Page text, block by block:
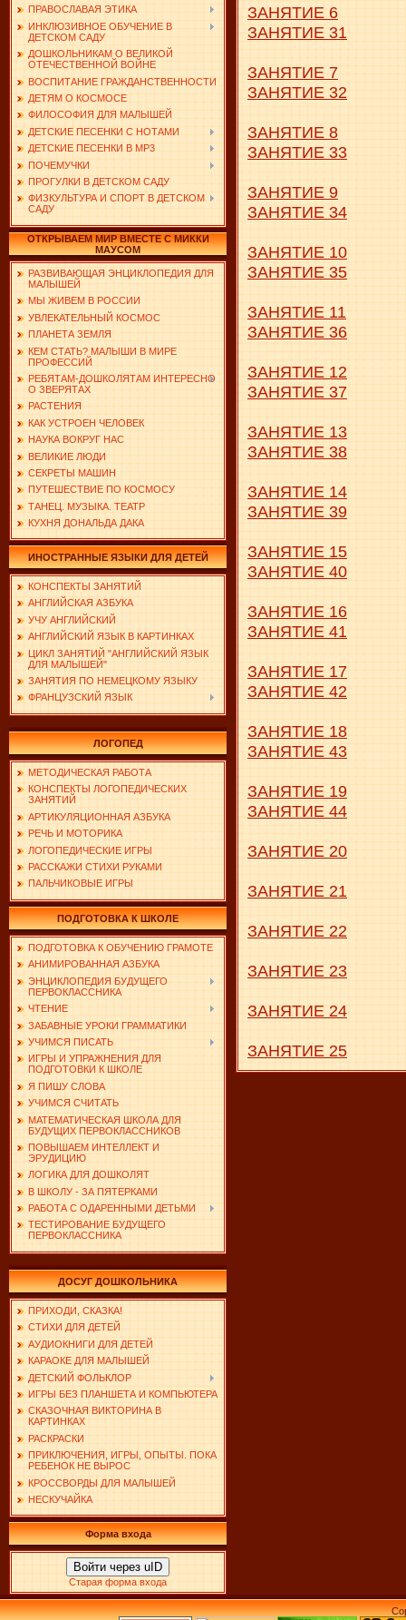
ПРАВОСЛАВАЯ ЭТИКА
ИНКЛЮЗИВНОЕ ОБУЧЕНИЕ В
ДЕТСКОМ САДУ
ДОШКОЛЬНИКАМ О ВЕЛИКОЙ
ОТЕЧЕСТВЕННОЙ ВОЙНЕ
ВОСПИТАНИЕ ГРАЖДАНСТВЕННОСТИ
ДЕТЯМ О КОСМОСЕ
ФИЛОСОФИЯ ДЛЯ МАЛЫШЕЙ
ДЕТСКИЕ ПЕСЕНКИ С НОТАМИ
ДЕТСКИЕ ПЕСЕНКИ В MP3
ПОЧЕМУЧКИ
ПРОГУЛКИ В ДЕТСКОМ САДУ
ФИЗКУЛЬТУРА И СПОРТ В ДЕТСКОМ
САДУ
ОТКРЫВАЕМ МИР ВМЕСТЕ С МИККИ
МАУСОМ
РАЗВИВАЮЩАЯ ЭНЦИКЛОПЕДИЯ ДЛЯ
МАЛЫШЕЙ
МЫ ЖИВЕМ В РОССИИ
УВЛЕКАТЕЛЬНЫЙ КОСМОС
ПЛАНЕТА ЗЕМЛЯ
КЕМ СТАТЬ? МАЛЫШИ В МИРЕ
ПРОФЕССИЙ
РЕБЯТАМ-ДОШКОЛЯТАМ ИНТЕРЕСНО
О ЗВЕРЯТАХ
РАСТЕНИЯ
КАК УСТРОЕН ЧЕЛОВЕК
НАУКА ВОКРУГ НАС
ВЕЛИКИЕ ЛЮДИ
СЕКРЕТЫ МАШИН
ПУТЕШЕСТВИЕ ПО КОСМОСУ
ТАНЕЦ. МУЗЫКА. ТЕАТР
КУХНЯ ДОНАЛЬДА ДАКА
ИНОСТРАННЫЕ ЯЗЫКИ ДЛЯ ДЕТЕЙ
КОНСПЕКТЫ ЗАНЯТИЙ
АНГЛИЙСКАЯ АЗБУКА
УЧУ АНГЛИЙСКИЙ
АНГЛИЙСКИЙ ЯЗЫК В КАРТИНКАХ
ЦИКЛ ЗАНЯТИЙ "АНГЛИЙСКИЙ ЯЗЫК
ДЛЯ МАЛЫШЕЙ"
ЗАНЯТИЯ ПО НЕМЕЦКОМУ ЯЗЫКУ
ФРАНЦУЗСКИЙ ЯЗЫК
ЛОГОПЕД
МЕТОДИЧЕСКАЯ РАБОТА
КОНСПЕКТЫ ЛОГОПЕДИЧЕСКИХ
ЗАНЯТИЙ
АРТИКУЛЯЦИОННАЯ АЗБУКА
РЕЧЬ И МОТОРИКА
ЛОГОПЕДИЧЕСКИЕ ИГРЫ
РАССКАЖИ СТИХИ РУКАМИ
ПАЛЬЧИКОВЫЕ ИГРЫ
ПОДГОТОВКА К ШКОЛЕ
ПОДГОТОВКА К ОБУЧЕНИЮ ГРАМОТЕ
АНИМИРОВАННАЯ АЗБУКА
ЭНЦИКЛОПЕДИЯ БУДУЩЕГО
ПЕРВОКЛАССНИКА
ЧТЕНИЕ
ЗАБАВНЫЕ УРОКИ ГРАММАТИКИ
УЧИМСЯ ПИСАТЬ
ИГРЫ И УПРАЖНЕНИЯ ДЛЯ
ПОДГОТОВКИ К ШКОЛЕ
Я ПИШУ СЛОВА
УЧИМСЯ СЧИТАТЬ
МАТЕМАТИЧЕСКАЯ ШКОЛА ДЛЯ
БУДУЩИХ ПЕРВОКЛАССНИКОВ
ПОВЫШАЕМ ИНТЕЛЛЕКТ И
ЭРУДИЦИЮ
ЛОГИКА ДЛЯ ДОШКОЛЯТ
В ШКОЛУ - ЗА ПЯТЕРКАМИ
РАБОТА С ОДАРЕННЫМИ ДЕТЬМИ
ТЕСТИРОВАНИЕ БУДУЩЕГО
ПЕРВОКЛАССНИКА
ДОСУГ ДОШКОЛЬНИКА
ПРИХОДИ, СКАЗКА!
СТИХИ ДЛЯ ДЕТЕЙ
АУДИОКНИГИ ДЛЯ ДЕТЕЙ
КАРАОКЕ ДЛЯ МАЛЫШЕЙ
ДЕТСКИЙ ФОЛЬКЛОР
ИГРЫ БЕЗ ПЛАНШЕТА И КОМПЬЮТЕРА
СКАЗОЧНАЯ ВИКТОРИНА В
КАРТИНКАХ
РАСКРАСКИ
ПРИКЛЮЧЕНИЯ, ИГРЫ, ОПЫТЫ. ПОКА
РЕБЕНОК НЕ ВЫРОС
КРОССВОРДЫ ДЛЯ МАЛЫШЕЙ
НЕСКУЧАЙКА
Форма входа
Войти через uID
Старая форма входа
ЗАНЯТИЕ 6
ЗАНЯТИЕ 31
ЗАНЯТИЕ 7
ЗАНЯТИЕ 32
ЗАНЯТИЕ 8
ЗАНЯТИЕ 33
ЗАНЯТИЕ 9
ЗАНЯТИЕ 34
ЗАНЯТИЕ 10
ЗАНЯТИЕ 35
ЗАНЯТИЕ 11
ЗАНЯТИЕ 36
ЗАНЯТИЕ 12
ЗАНЯТИЕ 37
ЗАНЯТИЕ 13
ЗАНЯТИЕ 38
ЗАНЯТИЕ 14
ЗАНЯТИЕ 39
ЗАНЯТИЕ 15
ЗАНЯТИЕ 40
ЗАНЯТИЕ 16
ЗАНЯТИЕ 41
ЗАНЯТИЕ 17
ЗАНЯТИЕ 42
ЗАНЯТИЕ 18
ЗАНЯТИЕ 43
ЗАНЯТИЕ 19
ЗАНЯТИЕ 44
ЗАНЯТИЕ 20
ЗАНЯТИЕ 21
ЗАНЯТИЕ 22
ЗАНЯТИЕ 23
ЗАНЯТИЕ 24
ЗАНЯТИЕ 25